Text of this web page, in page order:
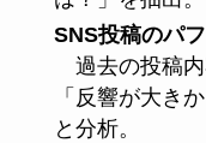
SNS投稿のパ
過去の投稿内
「反響が大き
と分析。